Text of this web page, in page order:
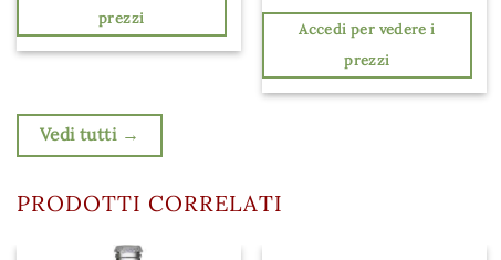
prezzi
Accedi per vedere i
prezzi
Vedi tutti →
PRODOTTI CORRELATI